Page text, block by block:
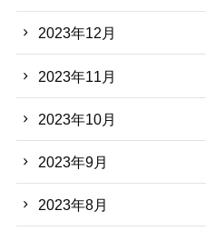
2023年12月
2023年11月
2023年10月
2023年9月
2023年8月